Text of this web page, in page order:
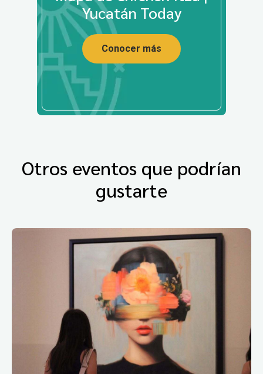
Yucatán Today
Conocer más
Otros eventos que podrían
gustarte